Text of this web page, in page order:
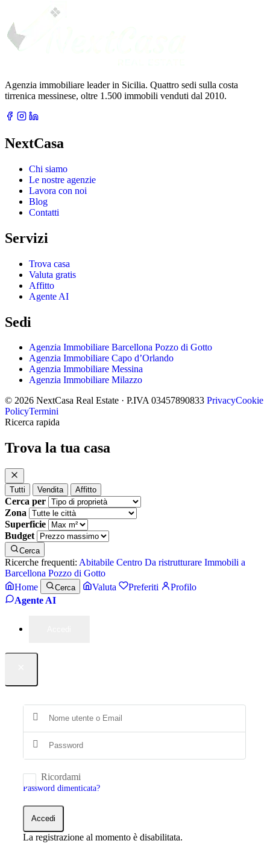
Agenzia immobiliare leader in Sicilia. Quattro sedi sulla costa
tirrenica messinese, oltre 1.500 immobili venduti dal 2010.
NextCasa
Chi siamo
Le nostre agenzie
Lavora con noi
Blog
Contatti
Servizi
Trova casa
Valuta gratis
Affitto
Agente AI
Sedi
Agenzia Immobiliare Barcellona Pozzo di Gotto
Agenzia Immobiliare Capo d’Orlando
Agenzia Immobiliare Messina
Agenzia Immobiliare Milazzo
© 2026 NextCasa Real Estate · P.IVA 03457890833 PrivacyCookie
PolicyTermini
Ricerca rapida
Trova la tua casa
Tutti Vendita Affitto
Cerca per
Zona
Superficie
Budget
Cerca
Ricerche frequenti: Abitabile Centro Da ristrutturare Immobili a
Barcellona Pozzo di Gotto
Home
Cerca Valuta Preferiti
Profilo
Agente AI
Ricordami
Password dimenticata?
Accedi
La registrazione al momento è disabilitata.